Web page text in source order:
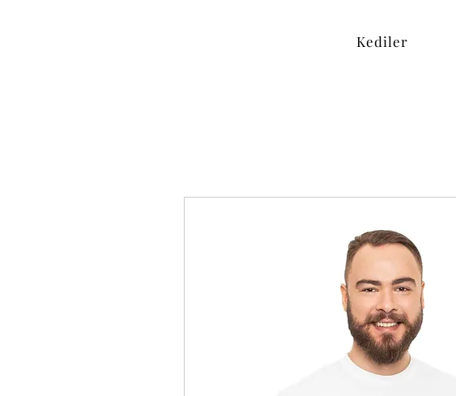
Kediler